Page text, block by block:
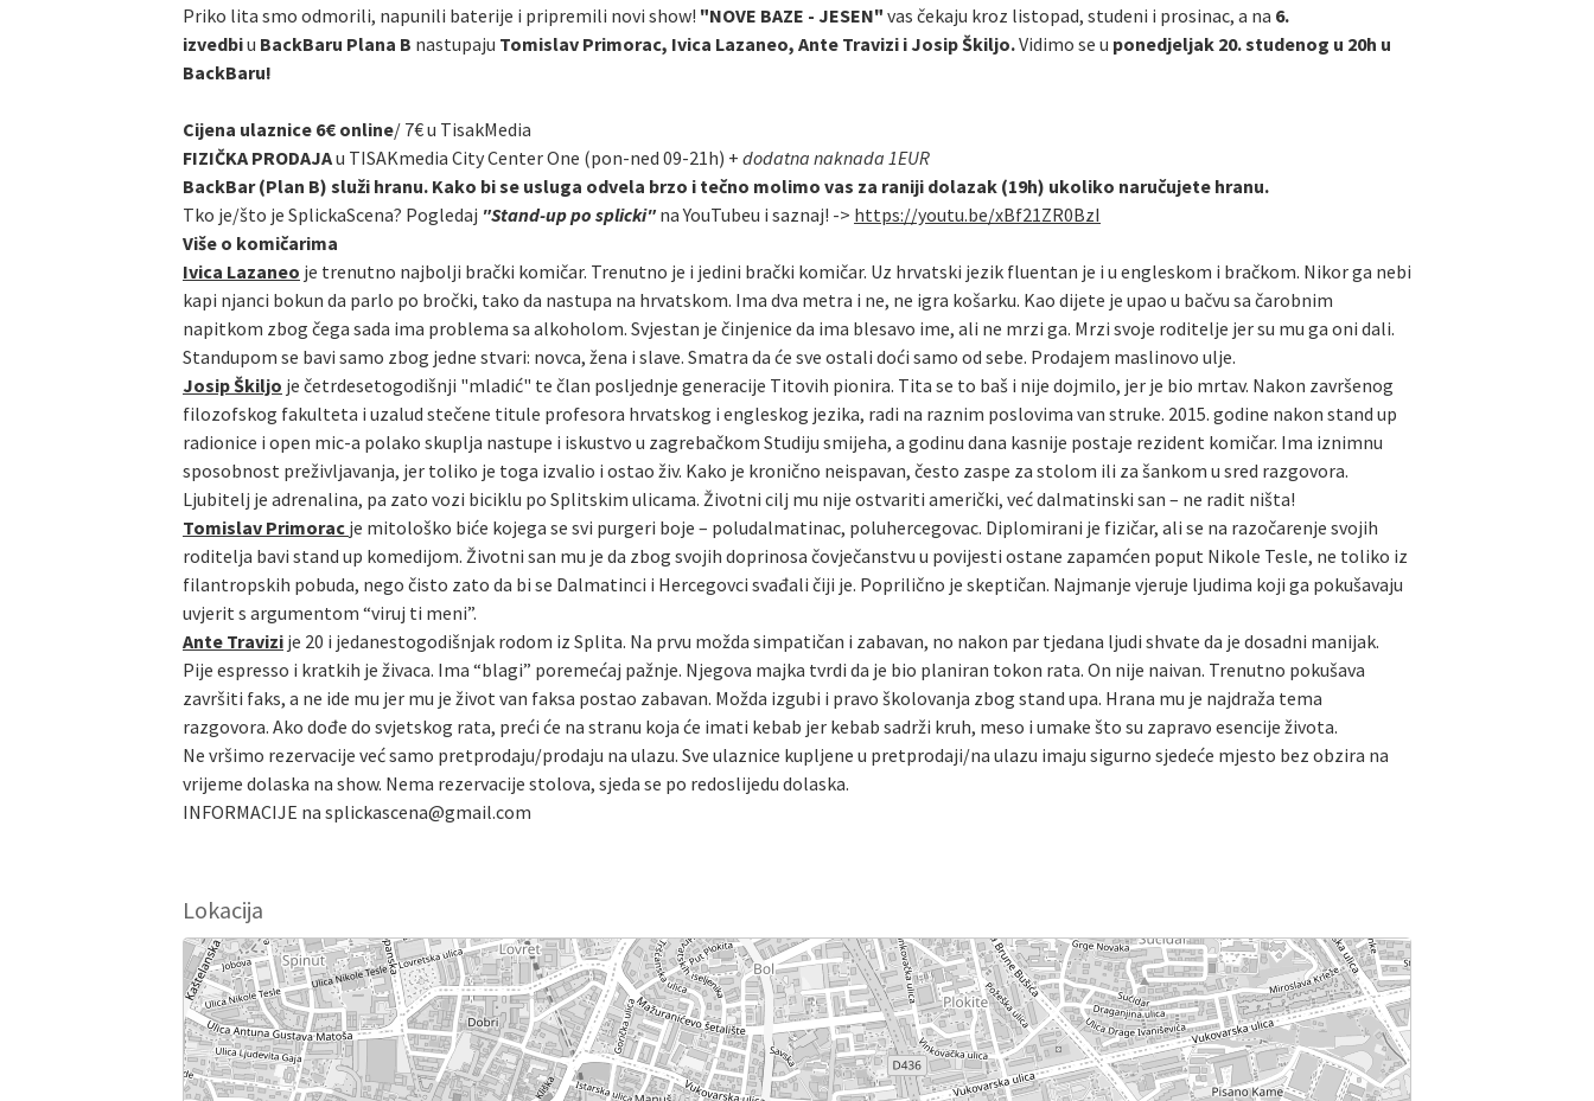
Priko lita smo odmorili, napunili baterije i pripremili novi show! "NOVE BAZE - JESEN" vas čekaju kroz listopad, studeni i prosinac, a na 6.
izvedbiu BackBaru Plana B nastupaju Tomislav Primorac, Ivica Lazaneo, Ante Travizi i Josip Škiljo.Vidimo se u ponedjeljak 20. studenog u 20h u
BackBaru!
Cijena ulaznice 6€ online/ 7€ u TisakMedia
FIZIČKA PRODAJAu TISAKmedia City Center One (pon-ned 09-21h) + dodatna naknada 1EUR
BackBar (Plan B) služi hranu. Kako bi se usluga odvela brzo i tečno molimo vas za raniji dolazak (19h) ukoliko naručujete hranu.
Tko je/što je SplickaScena? Pogledaj "Stand-up po splicki" na YouTubeu i saznaj! -> https://youtu.be/xBf21ZR0BzI
Više o komičarima
Ivica Lazaneo je trenutno najbolji brački komičar. Trenutno je i jedini brački komičar. Uz hrvatski jezik fluentan je i u engleskom i bračkom. Nikor ga nebi
kapi njanci bokun da parlo po bročki, tako da nastupa na hrvatskom. Ima dva metra i ne, ne igra košarku. Kao dijete je upao u bačvu sa čarobnim
napitkom zbog čega sada ima problema sa alkoholom. Svjestan je činjenice da ima blesavo ime, ali ne mrzi ga. Mrzi svoje roditelje jer su mu ga oni dali.
Standupom se bavi samo zbog jedne stvari: novca, žena i slave. Smatra da će sve ostali doći samo od sebe. Prodajem maslinovo ulje.
Josip Škiljo je četrdesetogodišnji "mladić" te član posljednje generacije Titovih pionira. Tita se to baš i nije dojmilo, jer je bio mrtav. Nakon završenog
filozofskog fakulteta i uzalud stečene titule profesora hrvatskog i engleskog jezika, radi na raznim poslovima van struke. 2015. godine nakon stand up
radionice i open mic-a polako skuplja nastupe i iskustvo u zagrebačkom Studiju smijeha, a godinu dana kasnije postaje rezident komičar. Ima iznimnu
sposobnost preživljavanja, jer toliko je toga izvalio i ostao živ. Kako je kronično neispavan, često zaspe za stolom ili za šankom u sred razgovora.
Ljubitelj je adrenalina, pa zato vozi biciklu po Splitskim ulicama. Životni cilj mu nije ostvariti američki, već dalmatinski san – ne radit ništa!
Tomislav Primorac je mitološko biće kojega se svi purgeri boje – poludalmatinac, poluhercegovac. Diplomirani je fizičar, ali se na razočarenje svojih
roditelja bavi stand up komedijom. Životni san mu je da zbog svojih doprinosa čovječanstvu u povijesti ostane zapamćen poput Nikole Tesle, ne toliko iz
filantropskih pobuda, nego čisto zato da bi se Dalmatinci i Hercegovci svađali čiji je. Poprilično je skeptičan. Najmanje vjeruje ljudima koji ga pokušavaju
uvjerit s argumentom “viruj ti meni”.
Ante Travizi je 20 i jedanestogodišnjak rodom iz Splita. Na prvu možda simpatičan i zabavan, no nakon par tjedana ljudi shvate da je dosadni manijak.
Pije espresso i kratkih je živaca. Ima “blagi” poremećaj pažnje. Njegova majka tvrdi da je bio planiran tokon rata. On nije naivan. Trenutno pokušava
završiti faks, a ne ide mu jer mu je život van faksa postao zabavan. Možda izgubi i pravo školovanja zbog stand upa. Hrana mu je najdraža tema
razgovora. Ako dođe do svjetskog rata, preći će na stranu koja će imati kebab jer kebab sadrži kruh, meso i umake što su zapravo esencije života.
Ne vršimo rezervacije već samo pretprodaju/prodaju na ulazu. Sve ulaznice kupljene u pretprodaji/na ulazu imaju sigurno sjedeće mjesto bez obzira na
vrijeme dolaska na show. Nema rezervacije stolova, sjeda se po redoslijedu dolaska.
INFORMACIJE na splickascena@gmail.com
Lokacija